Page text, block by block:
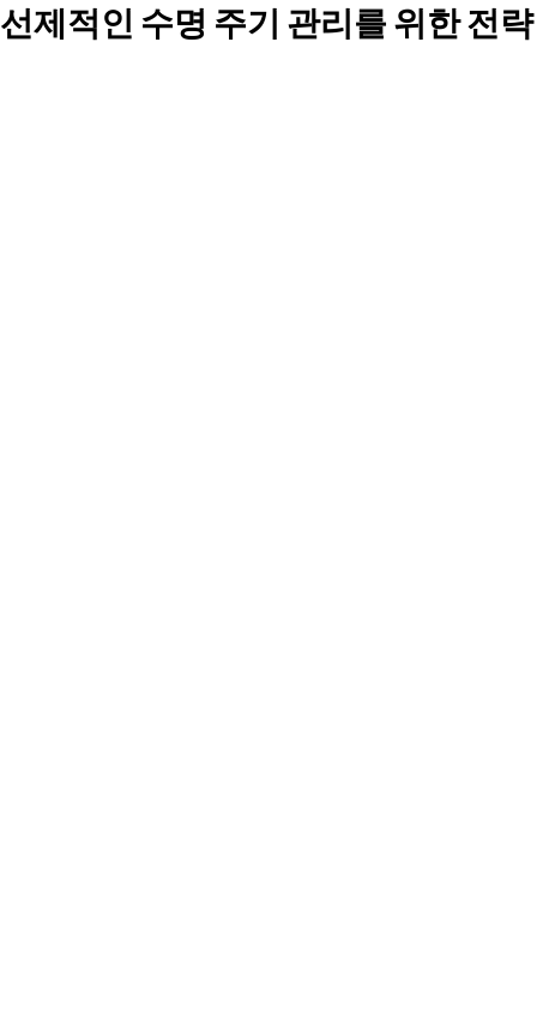
선제적인 수명 주기 관리를 위한 전략